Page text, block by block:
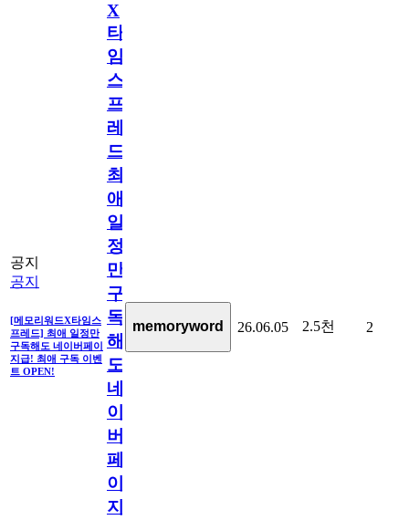
공지
공지
[메모리워드X타임스
프레드] 최애 일정만
구독해도 네이버페이
지급! 최애 구독 이벤
트 OPEN!
X
타
임
스
프
레
드]
최
애
일
정
만
구
독
해
도
네
이
버
페
이
지
memoryword 26.06.05 2.5천 2